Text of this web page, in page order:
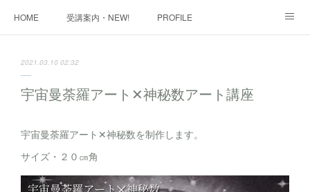
HOME 受講案内・NEW! PROFILE
2021.03.10 02:32
宇宙曼荼羅アート✕神秘数アート講座
宇宙曼荼羅アート✕神秘数を制作します。
サイズ・２０㎝角